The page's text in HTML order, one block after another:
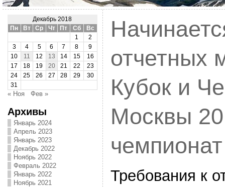
Декабрь 2018
Пн
Вт Ср Чт Пт Сб
Вс
1
2
3
4 5 6 7 8
9
10
11 12 13 14 15
16
17
18 19 20 21 22
23
24
25 26 27 28 29
30
31
« Ноя Фев »
Архивы
Январь 2024
Апрель 2023
Январь 2023
Декабрь 2022
Ноябрь 2022
Февраль 2022
Январь 2022
Ноябрь 2021
отчетных
Кубок и
Москвы
Требования к